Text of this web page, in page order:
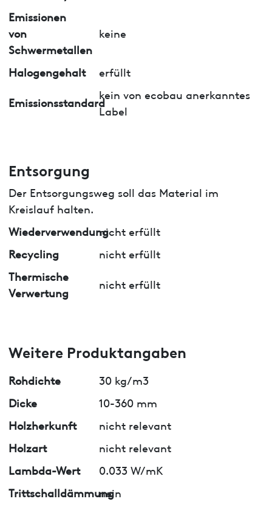
Emissionen
von
Schwermetallen
keine
Halogengehalt erfüllt
Emissionsstandard
kein von ecobau anerkanntes
Label
Entsorgung
Der Entsorgungsweg soll das Material im
Kreislauf halten.
Wiederverwendungnicht erfüllt
Recycling
nicht erfüllt
Thermische
Verwertung
nicht erfüllt
Weitere Produktangaben
Rohdichte
30 kg/m3
Dicke
10-360 mm
Holzherkunft
nicht relevant
Holzart
nicht relevant
Lambda-Wert
0.033 W/mK
Trittschalldämmung
nein